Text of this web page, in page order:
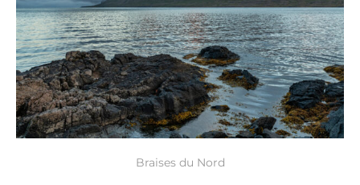
Braises du Nord